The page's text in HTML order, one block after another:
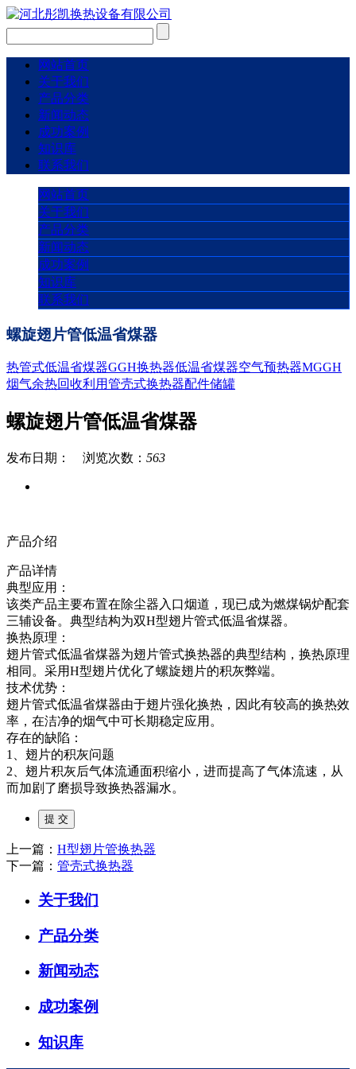
网站首页
关于我们
产品分类
新闻动态
成功案例
知识库
联系我们
网站首页
关于我们
产品分类
新闻动态
成功案例
知识库
联系我们
螺旋翅片管低温省煤器
热管式低温省煤器GGH换热器低温省煤器空气预热器MGGH
烟气余热回收利用管壳式换热器配件储罐
螺旋翅片管低温省煤器
发布日期： 浏览次数： 563
产品介绍
产品详情
典型应用：
该类产品主要布置在除尘器入口烟道，现已成为燃煤锅炉配套
三辅设备。典型结构为双H型翅片管式低温省煤器。
换热原理：
翅片管式低温省煤器为翅片管式换热器的典型结构，换热原理
相同。采用H型翅片优化了螺旋翅片的积灰弊端。
技术优势：
翅片管式低温省煤器由于翅片强化换热，因此有较高的换热效
率，在洁净的烟气中可长期稳定应用。
存在的缺陷：
1、翅片的积灰问题
2、翅片积灰后气体流通面积缩小，进而提高了气体流速，从
而加剧了磨损导致换热器漏水。
上一篇： H型翅片管换热器
下一篇： 管壳式换热器
关于我们
产品分类
新闻动态
成功案例
知识库